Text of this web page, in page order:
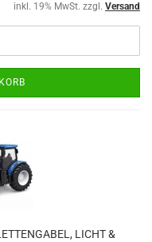
inkl. 19% MwSt. zzgl. Versand
LICHT &